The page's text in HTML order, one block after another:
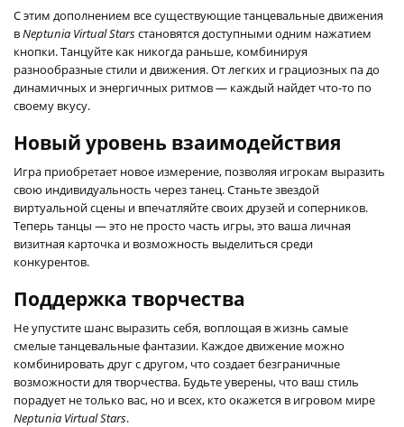
С этим дополнением все существующие танцевальные движения
вNeptunia Virtual Starsстановятся доступными одним нажатием
кнопки. Танцуйте как никогда раньше, комбинируя
разнообразные стили и движения. От легких и грациозных па до
динамичных и энергичных ритмов — каждый найдет что-то по
своему вкусу.
Новый уровень взаимодействия
Игра приобретает новое измерение, позволяя игрокам выразить
свою индивидуальность через танец. Станьте звездой
виртуальной сцены и впечатляйте своих друзей и соперников.
Теперь танцы — это не просто часть игры, это ваша личная
визитная карточка и возможность выделиться среди
конкурентов.
Поддержка творчества
Не упустите шанс выразить себя, воплощая в жизнь самые
смелые танцевальные фантазии. Каждое движение можно
комбинировать друг с другом, что создает безграничные
возможности для творчества. Будьте уверены, что ваш стиль
порадует не только вас, но и всех, кто окажется в игровом мире
Neptunia Virtual Stars.